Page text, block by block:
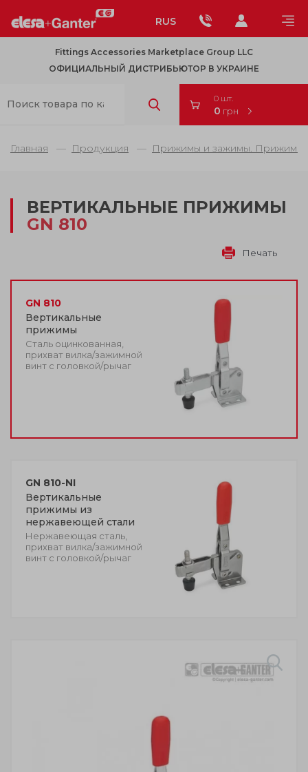
RUS
Fittings Accessories Marketplace Group LLC
ОФИЦИАЛЬНЫЙ ДИСТРИБЬЮТОР В УКРАИНЕ
0 шт.
0 грн
Главная Продукция Прижимы и зажимы. Прижимы
ВЕРТИКАЛЬНЫЕ ПРИЖИМЫ
GN 810
Печать
GN 810
Вертикальные
прижимы
Сталь оцинкованная,
прихват вилка/зажимной
винт с головкой/рычаг
GN 810-NI
Вертикальные
прижимы из
нержавеющей стали
Нержавеющая сталь,
прихват вилка/зажимной
винт с головкой/рычаг